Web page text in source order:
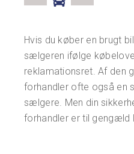
Hvis du køber en brugt
sælgeren ifølge
reklamationsret. Af den
forhandler ofte også en
sælgere. Men din
forhandler er til gengæld